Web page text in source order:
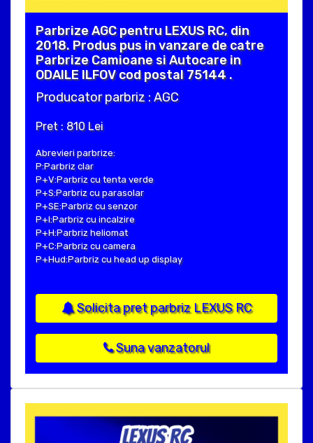
Parbrize AGC pentru LEXUS RC, din
2018. Produs pus in vanzare de catre
Parbrize Camioane si Autocare in
ODAILE ILFOV cod postal 75144 .
Producator parbriz : AGC
Pret : 810 Lei
Abrevieri parbrize:
P:Parbriz clar
P+V:Parbriz cu tenta verde
P+S:Parbriz cu parasolar
P+SE:Parbriz cu senzor
P+I:Parbriz cu incalzire
P+H:Parbriz heliomat
P+C:Parbriz cu camera
P+Hud:Parbriz cu head up display
Solicita pret parbriz LEXUS RC
Suna vanzatorul